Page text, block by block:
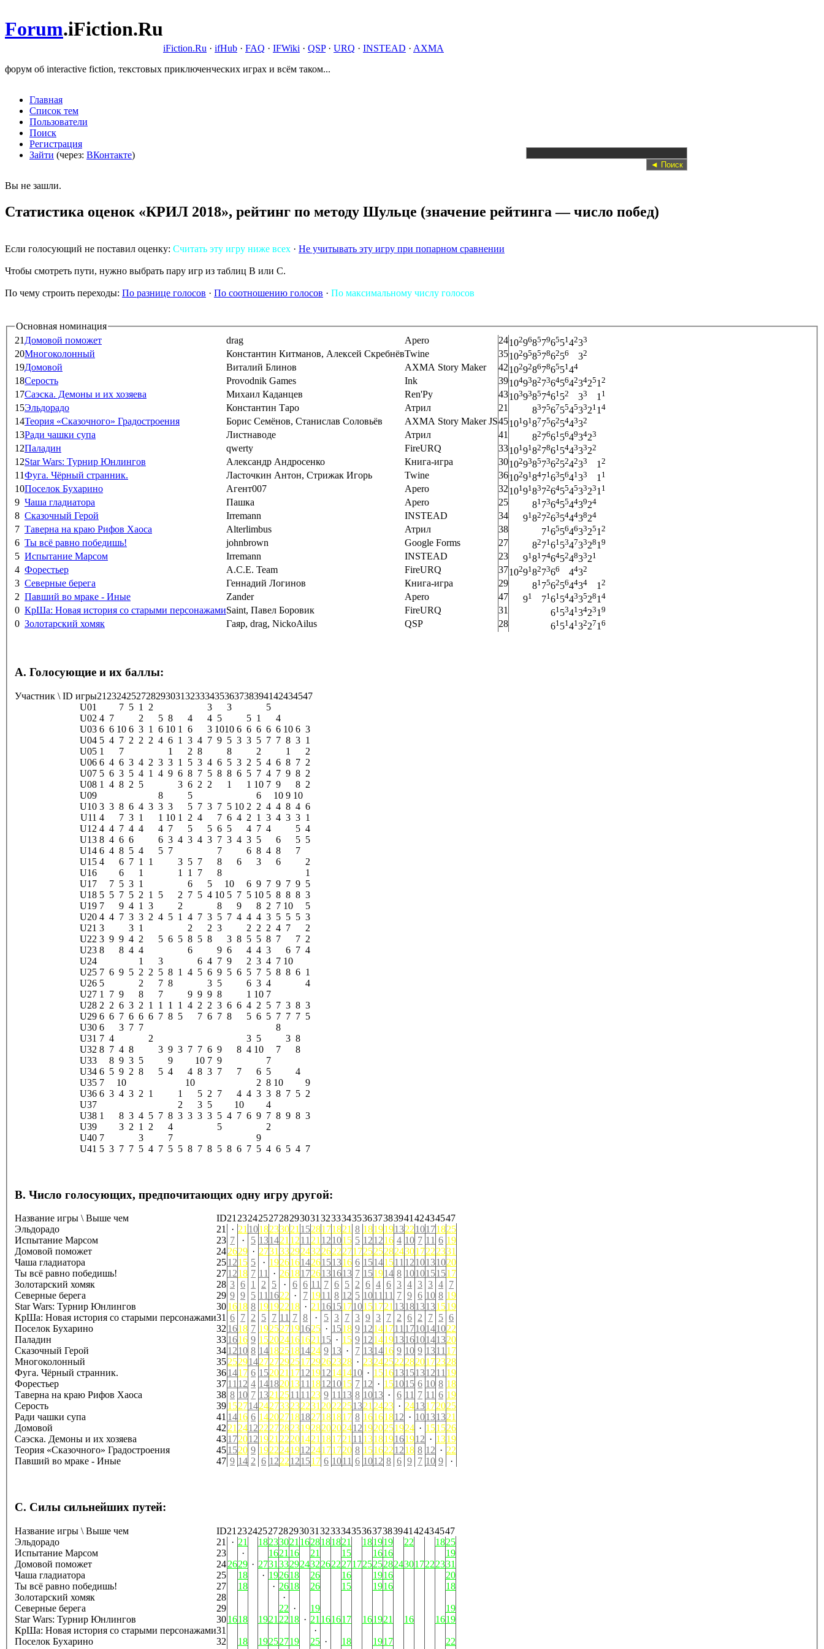
Forum.iFiction.Ru
iFiction.Ru · ifHub · FAQ · IFWiki · QSP· URQ · INSTEAD · AXMA
форум об interactive fiction, текстовых приключенческих играх и всём таком...
Главная
Список тем
Пользователи
Поиск
Регистрация
Зайти (через: ВКонтакте)
Вы не зашли.
Статистика оценок «КРИЛ 2018», рейтинг по методу Шульце (значение рейтинга — число побед)
Если голосующий не поставил оценку: Считать эту игру ниже всех · Не учитывать эту игру при попарном сравнении
Чтобы смотреть пути, нужно выбрать пару игр из таблиц B или C.
По чему строить переходы: По разнице голосов · По соотношению голосов · По максимальному числу голосов
Основная номинация
21Домовой поможет drag Apero 2410296857965514233
20Многоколонный Константин Китманов, Алексей СкребнёвTwine 351029585786256 32
19Домовой Виталий Блинов AXMA Story Maker 42102928678655144
18Серость Provodnik Games Ink 39104938273645642342512
17Саэска. Демоны и их хозяева Михаил Каданцев Ren'Py 431039385746152 33 11
15Эльдорадо Константин Таро Атрил 21 8375675545332114
14Теория «Сказочного» Градостроения Борис Семёнов, Станислав Соловьёв AXMA Story Maker JS4510191877562544332
13Ради чашки супа Листнаводе Атрил 41 82766156493423
12Паладин qwerty FireURQ 331019182786154433322
12Star Wars: Турнир Юнлингов Александр Андросенко Книга-игра 3010293857362524233 12
11Фуга. Чёрный странник. Ласточкин Антон, Стрижак Игорь Twine 3610291847163564133 11
10Поселок Бухарино Агент007 Apero 32101918372645545332311
9 Чаша гладиатора Пашка Apero 25 81736455443924
8 Сказочный Герой Irremann INSTEAD 34 9182726354443824
7 Таверна на краю Рифов Хаоса Alterlimbus Атрил 38 71655646332512
6 Ты всё равно победишь! johnbrown Google Forms 27 8271615347332819
5 Испытание Марсом Irremann INSTEAD 23 9181746452483321
4 Форестьер A.C.E. Team FireURQ 3710291827366 4432
3 Северные берега Геннадий Логинов Книга-игра 29 817562564434 12
2 Павший во мраке - Иные Zander Apero 47 91 71615443352814
0 КрШа: Новая история со старыми персонажамиSaint, Павел Боровик FireURQ 31 615341342319
0 Золотарский хомяк Гаяр, drag, NickoAilus QSP 28 615141322716
A. Голосующие и их баллы:
Участник \ ID игры21 232425272829303132333435363738394142434547
U01
7 5 1 2 3 3
5
U02 4 7 2 5 8 4 4 5 5 1
4
U03 6 6 10 6 3 1 6 10 1 6 3 1010 6 6 6 6 6 10 6 3
U04 5 4 7 2 2 2 4 6 1 3 4 7 9 5 3 3 5 7 7 8 3 1
U05 1 7 1 2 8 8 2 1
2
U06 6 4 6 3 4 2 3 3 1 5 3 4 6 5 3 2 5 4 6 8 7 2
U07 5 6 3 5 4 1 4 9 6 8 7 5 8 8 6 5 7 4 7 9 8 2
U08 1 4 8 2 5 3 6 2 2 1 1 10 7 9 8 2
U09
8 5 6 10 9 10
U10 3 3 8 6 4 3 3 3 5 7 3 7 5 10 2 2 4 4 8 4 6
U11 4 7 3 1 1 10 1 2 4 7 6 4 2 1 3 4 3 3 1
U12 4 4 7 4 4 4 7 5 5 6 5 4 7 4 5 4
U13 8 4 6 6 6 3 4 3 4 3 7 3 4 3 5 6 5 5
U14 6 4 8 5 4 5 7 7 6 8 4 8
7
U15 4 6 7 1 1 3 5 7 8 6 3 6
2
U16
6 1 1 1 7 8
1
U17
7 5 3 1 6 5 10 6 9 7 9 7 9 5
U18 5 5 7 5 2 1 5 2 7 5 4 10 5 7 5 10 5 8 8 8 3
U19 7 9 4 1 3 2 8 9 8 2 7 10
5
U20 4 4 7 3 3 2 4 5 1 4 7 3 5 7 4 4 4 3 5 5 5 3
U21 3 3 1 2 2 3 2 2 2 4 7
2
U22 3 9 9 4 2 5 6 5 8 5 8 3 8 5 5 8 7 7 2
U23 8 8 4 4 6 9 6 4 4 3 6 7 4
U24
1 3 6 4 7 9 2 3 4 7 10
U25 7 6 9 5 2 2 5 8 1 4 5 6 9 5 6 5 7 5 8 8 6 1
U26 5 2 7 8 3 5 6 3 4
4
U27 1 7 9 8 7 9 9 9 8 1 10 7
U28 2 2 6 3 2 1 1 1 1 4 2 2 3 6 6 4 2 5 7 3 8 3
U29 6 6 7 6 6 6 7 8 5 7 6 7 8 5 6 5 7 7 7 5
U30 6 3 7 7
8
U31 7 4 2 3 5 3 8
U32 8 7 4 8 3 9 3 7 7 6 9 8 4 10 7
8
U33
8 9 3 5 9 10 7 9
7
U34 6 5 9 2 8 5 4 4 8 3 7 7 6 5
4
U35 7 10 10 2 8 10
9
U36 6 3 4 3 2 1 1 5 2 7 4 4 3 3 8 7 5 2
U37
2 3 5 10
4
U38 1 8 3 4 5 7 8 3 3 3 3 5 4 7 6 9 7 8 9 8 3
U39
3 2 1 2 4 5
2
U40 7 3 7
9
U41 5 3 7 7 5 4 7 5 5 8 7 8 5 8 6 7 5 4 6 5 4 7
B. Число голосующих, предпочитающих одну игру другой:
Название игры \ Выше чем ID21 2324252728293031 323334353637383941 42434547
Эльдорадо
21 · 21 1018233021 1528171821 8 181919132210171825
Испытание Марсом
23 7 · 5 131421 1211 21 121015 5 121216 4 10 7 11 6 19
Домовой поможет
242629 · 2731 3329243226222717252528243017222331
Чаша гладиатора
251215 5 · 1926161426151316 6 15141511 1210131020
Ты всё равно победишь!
271218 7 11 · 26181726131613 7 151914 8 1010151517
Золотарский хомяк
28 3 6 1 2 5 · 6 6 11 7 6 5 2 6 4 6 3 4 3 3 4 7
Северные берега
29 9 9 5 11 1622 · 7 1911 8 12 5 1011 11 7 9 6 10 8 19
Star Wars: Турнир Юнлингов
301618 8 19192218 · 21 16151710151721 131813131519
КрШа: Новая история со старыми персонажами31 6 7 2 5 7 11 7 8 · 5 3 7 3 9 3 7 2 6 2 7 5 6
Поселок Бухарино
32 1618 7 192527191625 · 1518 9 12141711 1710141022
Паладин
331616 9 152024161621 15 · 15 9 121419131610141320
Сказочный Герой
341210 8 141825181424 9 13 · 7 131416 9 10 9 1311 17
Многоколонный
35252914272729251729262328 · 232425222820172328
Фуга. Чёрный странник.
361417 6 152021 17121912141410 · 15161315131211 19
Форестьер
3711 12 4 1418201311 18121015 7 12 · 151015 6 10 8 18
Таверна на краю Рифов Хаоса
38 8 10 7 1321 2511 11 23 9 11 13 8 1013 · 6 11 7 11 6 19
Серость
39152714242733232231 2022251321 2423 · 2413172025
Ради чашки супа
41 1416 6 142027181827181817 8 16161812 · 10131321
Домовой
42 21 2412222728231928202024121920251924 · 151526
Саэска. Демоны и их хозяева
431720121921 22201421 181721 11 131819161912 · 1319
Теория «Сказочного» Градостроения
451520 9 192224191224171720 8 1516221218 8 12 · 22
Павший во мраке - Иные
47 9 14 2 6 1222121517 6 1011 6 1012 8 6 9 7 10 9 ·
C. Силы сильнейших путей:
Название игры \ Выше чем ID21 2324252728293031 323334353637383941 42434547
Эльдорадо
21 · 21 18233021 1628181821 181919 22 1825
Испытание Марсом
23 · 1621 16 21 15 1616
19
Домовой поможет
242629 · 2731 3329243226222717252528243017222331
Чаша гладиатора
25 18 · 192618 26 16 1916
20
Ты всё равно победишь!
27 18 · 2618 26 15 1916
18
Золотарский хомяк
28
·
Северные берега
29 22 · 19
19
Star Wars: Турнир Юнлингов
301618 1921 2218 · 21 161617 161921 16 1619
КрШа: Новая история со старыми персонажами31
·
Поселок Бухарино
32 18 19252719 25 · 18 1917
22